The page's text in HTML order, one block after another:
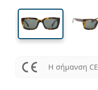
Η σήμανση CE